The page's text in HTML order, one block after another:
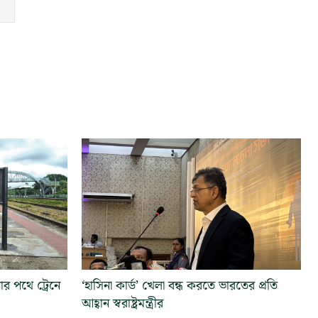
পথে ট্রেনে
‘হাসিনা কার্ড’ খেলা বন্ধ করতে ভারতের প্রতি
আহ্বান স্বরাষ্ট্রমন্ত্রীর